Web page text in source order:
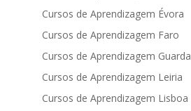
Cursos de Aprendizagem Évora
Cursos de Aprendizagem Faro
Cursos de Aprendizagem Guarda
Cursos de Aprendizagem Leiria
Cursos de Aprendizagem Lisboa